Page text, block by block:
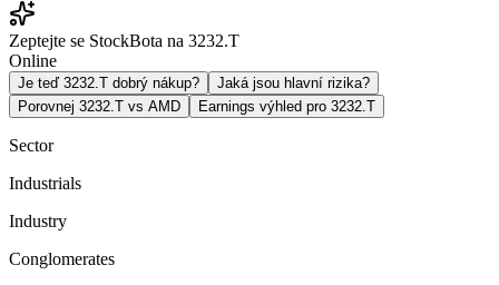
Zeptejte se StockBota na 3232.T
Online
Je teď 3232.T dobrý nákup?
Jaká jsou hlavní rizika?
Porovnej 3232.T vs AMD
Earnings výhled pro 3232.T
Sector
Industrials
Industry
Conglomerates